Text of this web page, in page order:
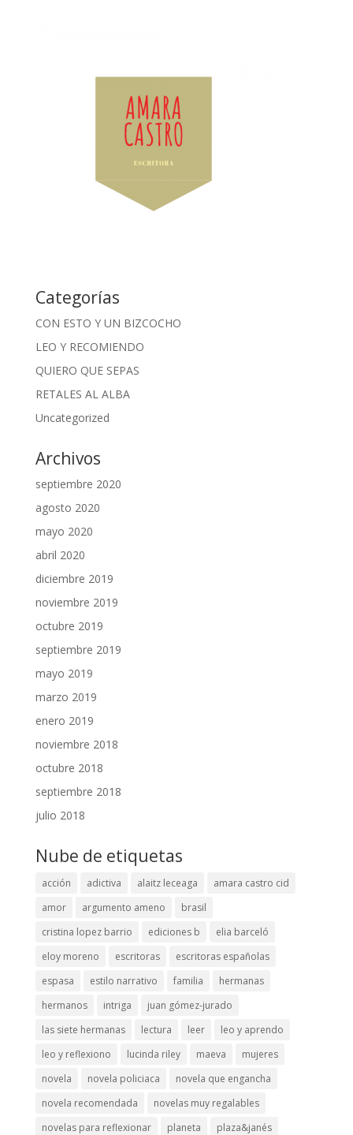
Categorías
CON ESTO Y UN BIZCOCHO
LEO Y RECOMIENDO
QUIERO QUE SEPAS
RETALES AL ALBA
Uncategorized
Archivos
septiembre 2020
agosto 2020
mayo 2020
abril 2020
diciembre 2019
noviembre 2019
octubre 2019
septiembre 2019
mayo 2019
marzo 2019
enero 2019
noviembre 2018
octubre 2018
septiembre 2018
julio 2018
Nube de etiquetas
acción adictiva alaitz leceaga
amara castro cid
amor
argumento ameno
brasil
cristina lopez barrio
ediciones b
elia barceló
eloy moreno
escritoras
escritoras españolas
espasa
estilo narrativo familia
hermanas
hermanos
intriga
juan gómez-jurado
las siete hermanas
lectura leer
leo y aprendo
leo y reflexiono
lucinda riley maeva
mujeres
novela
novela policiaca
novela que engancha
novela recomendada
novelas muy regalables
novelas para reflexionar
planeta plaza&janés